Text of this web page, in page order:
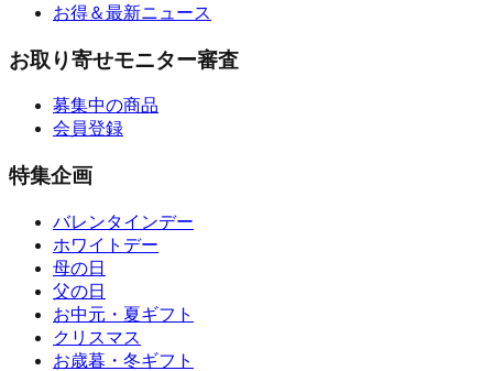
お得＆最新ニュース
お取り寄せモニター審査
募集中の商品
会員登録
特集企画
バレンタインデー
ホワイトデー
母の日
父の日
お中元・夏ギフト
クリスマス
お歳暮・冬ギフト